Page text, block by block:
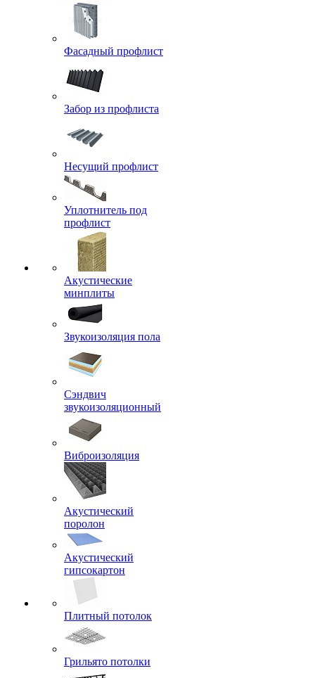
Фасадный профлист
Забор из профлиста
Несущий профлист
Уплотнитель под
профлист
Акустические
минплиты
Звукоизоляция пола
Сэндвич
звукоизоляционный
Виброизоляция
Акустический
поролон
Акустический
гипсокартон
Плитный потолок
Грильято потолки